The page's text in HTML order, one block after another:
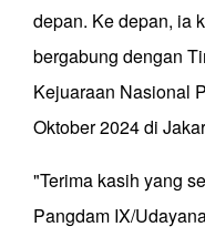
depan. Ke depan, ia
bergabung dengan
Kejuaraan Nasional
Oktober 2024 di
"Terima kasih yang
Pangdam IX/